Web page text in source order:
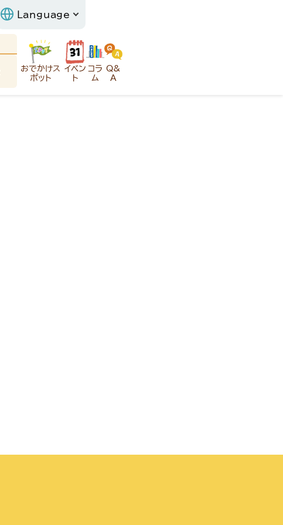
おでかけス
ポット
イベン
ト
コラ
ム
Q&
A